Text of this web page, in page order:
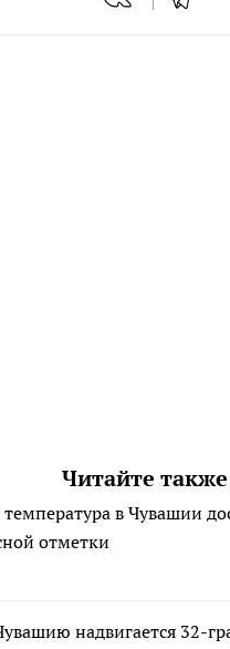
Читайте
температура в Чувашии
отметки
надвигается 32-